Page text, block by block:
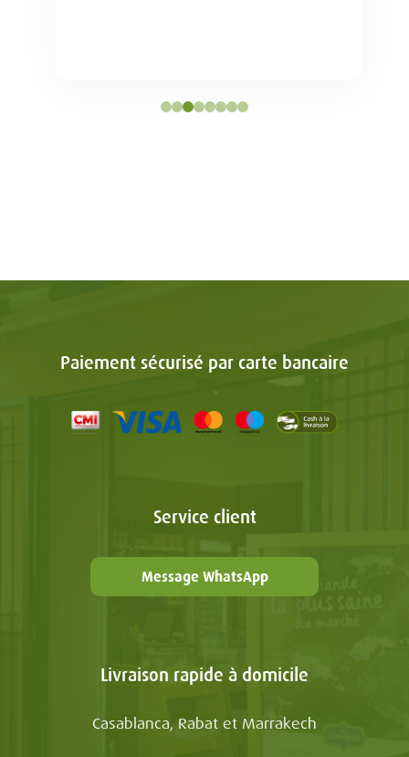
Paiement sécurisé par carte bancaire
Service client
Message WhatsApp
Livraison rapide à domicile
Casablanca, Rabat et Marrakech